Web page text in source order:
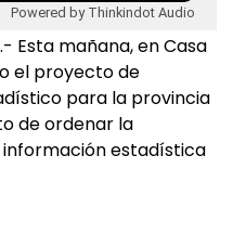
Powered by Thinkindot Audio
Esta mañana, en Casa
el proyecto de
para la provincia
de ordenar la
estadística